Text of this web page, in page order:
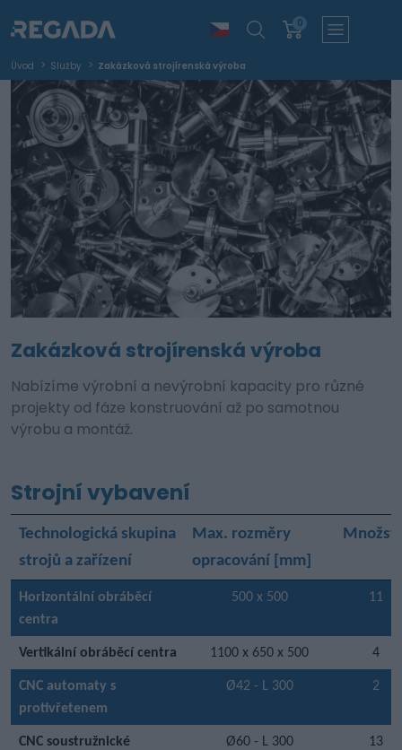
0
Úvod Služby Zakázková strojírenská výroba
Zakázková strojírenská výroba
Nabízíme výrobní a nevýrobní kapacity pro různé
projekty od fáze konstruování až po samotnou
výrobu a montáž.
Strojní vybavení
Technologická skupina
strojů a zařízení
Max. rozměry
opracování [mm]
Horizontální obráběcí
centra
500 x 500 11
Vertikální obráběcí centra 1100 x 650 x 500 4
CNC automaty s
protivřetenem
Ø42 - L 300 2
CNC soustružnické
Ø60 - L 300 13